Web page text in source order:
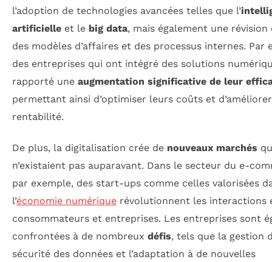
l’adoption de technologies avancées telles que l’
artificielle et le big data, mais également une
des modèles d’affaires et des processus internes. Par
des entreprises qui ont intégré des solutions
rapporté une augmentation significative de leur
permettant ainsi d’optimiser leurs coûts et
rentabilité.
De plus, la digitalisation crée de nouveaux marchés
n’existaient pas auparavant. Dans le secteur du e-
par exemple, des start-ups comme celles valorisées
l’économie numérique révolutionnent les interactions
consommateurs et entreprises. Les entreprises sont
confrontées à de nombreux défis, tels que la gestion
sécurité des données et l’adaptation à de nouvelles